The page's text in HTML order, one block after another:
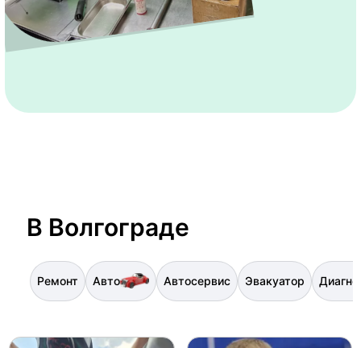
В Волгограде
Ремонт Авто Автосервис Эвакуатор